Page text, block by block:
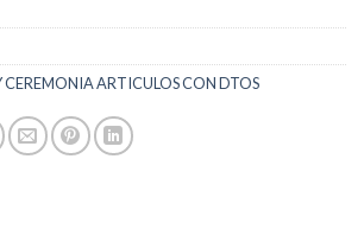
ARTICULOS CON DTOS